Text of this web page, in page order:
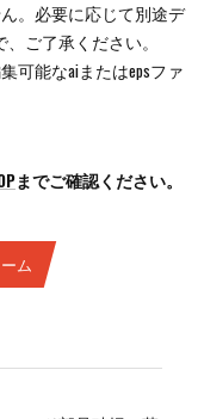
。必要に応じて別途デ
ご了承ください。
可能なaiまたはepsファ
までご確認ください。
ム